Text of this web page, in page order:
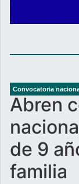
Convocatoria
Abren
de 9
familia